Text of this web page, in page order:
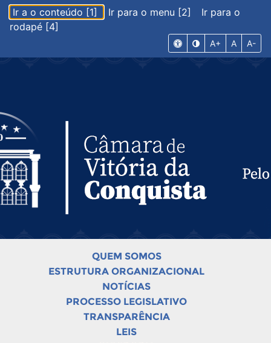
Ir a o conteúdo [1] Ir para o menu [2]
Ir para o
rodapé [4]
A+ A A-
QUEM SOMOS
ESTRUTURA ORGANIZACIONAL
NOTÍCIAS
PROCESSO LEGISLATIVO
TRANSPARÊNCIA
LEIS